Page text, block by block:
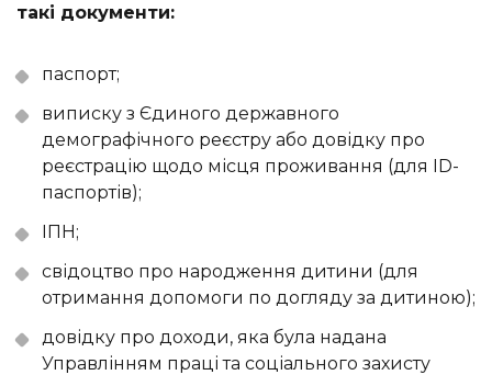
такі документи:
паспорт;
виписку з Єдиного державного
демографічного реєстру або довідку про
реєстрацію щодо місця проживання (для ID-
паспортів);
ІПН;
свідоцтво про народження дитини (для
отримання допомоги по догляду за дитиною);
довідку про доходи, яка була надана
Управлінням праці та соціального захисту